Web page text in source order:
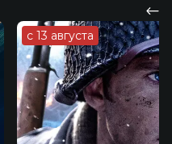
с 13 августа